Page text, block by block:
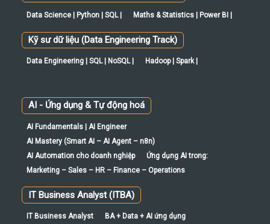
Data Science | Python | SQL | Maths & Statistics | Power BI |
Kỹ sư dữ liệu (Data Engineering Track)
Data Engineering | SQL | NoSQL | Hadoop | Spark |
AI - Ứng dụng & Tự động hoá
AI Fundamentals | AI Engineer
AI Mastery (Smart AI – AI Agent – n8n)
AI Automation cho doanh nghiệp
Ứng dụng AI trong:
Marketing – Sales – HR – Finance – Operations
IT Business Analyst (ITBA)
IT Business Analyst BA + Data + AI ứng dụng